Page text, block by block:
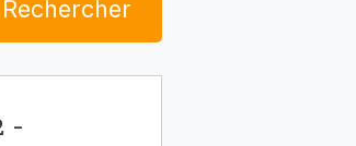
Rechercher
-